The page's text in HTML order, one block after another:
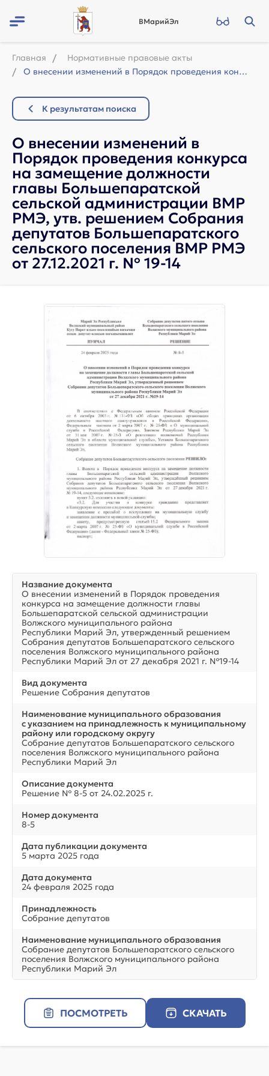
ВМарийЭл
Главная
Нормативные правовые акты
О внесении изменений в Порядок проведения конкурса на замещение должности главы ...
К результатам поиска
О внесении изменений в
Порядок проведения конкурса
на замещение должности
главы Большепаратской
сельской администрации ВМР
РМЭ, утв. решением Собрания
депутатов Большепаратского
сельского поселения ВМР РМЭ
от 27.12.2021 г. № 19-14
Название документа
О внесении изменений в Порядок проведения
конкурса на замещение должности главы
Большепаратской сельской администрации
Волжского муниципального района
Республики Марий Эл, утвержденный решением
Собрания депутатов Большепаратского сельского
поселения Волжского муниципального района
Республики Марий Эл от 27 декабря 2021 г. №19-14
Вид документа
Решение Собрания депутатов
Наименование муниципального образования
с указанием на принадлежность к муниципальному
району или городскому округу
Собрание депутатов Большепаратского сельского
поселения Волжского муниципального района
Республики Марий Эл
Описание документа
Решение № 8-5 от 24.02.2025 г.
Номер документа
8-5
Дата публикации документа
5 марта 2025 года
Дата документа
24 февраля 2025 года
Принадлежность
Собрание депутатов
Наименование муниципального образования
Собрание депутатов Большепаратского сельского
поселения Волжского муниципального района
Республики Марий Эл
ПОСМОТРЕТЬ СКАЧАТЬ